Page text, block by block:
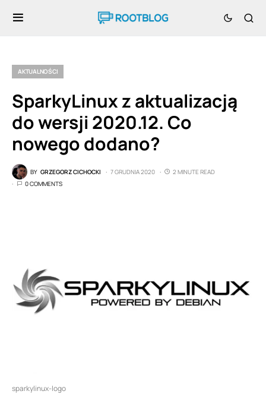
AKTUALNOŚCI
SparkyLinux z aktualizacją
do wersji 2020.12. Co
nowego dodano?
BY GRZEGORZ CICHOCKI 7 GRUDNIA 2020
2 MINUTE READ
0 COMMENTS
sparkylinux-logo